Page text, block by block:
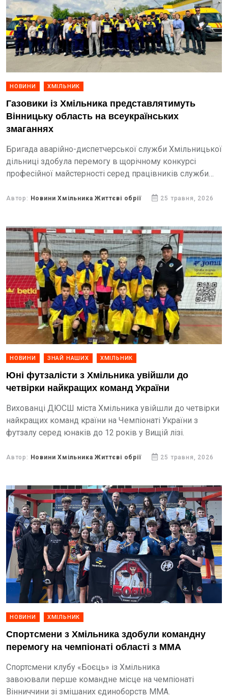
НОВИНИ ХМІЛЬНИК
Газовики із Хмільника представлятимуть
Вінницьку область на всеукраїнських
змаганнях
Бригада аварійно-диспетчерської служби Хмільницької
дільниці здобула перемогу в щорічному конкурсі
професійної майстерності серед працівників служби
Автор: Новини Хмільника Життєві обрії 25 травня, 2026
НОВИНИ ЗНАЙ НАШИХ ХМІЛЬНИК
Юні футзалісти з Хмільника увійшли до
четвірки найкращих команд України
Вихованці ДЮСШ міста Хмільника увійшли до четвірки
найкращих команд країни на Чемпіонаті України з
футзалу серед юнаків до 12 років у Вищій лізі.
Автор: Новини Хмільника Життєві обрії 25 травня, 2026
НОВИНИ ХМІЛЬНИК
Спортсмени з Хмільника здобули командну
перемогу на чемпіонаті області з ММА
Спортсмени клубу «Боєць» із Хмільника
завоювали перше командне місце на чемпіонаті
Вінниччини зі змішаних єдиноборств ММА.